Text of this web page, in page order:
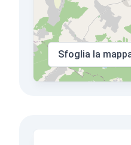
Sfoglia la